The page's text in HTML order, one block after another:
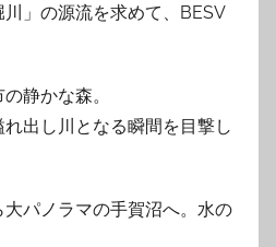
」の源流を求めて、BESV
静かな森。
出し川となる瞬間を目撃し
パノラマの手賀沼へ。水の